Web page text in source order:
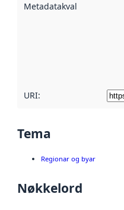
Metadatakvalitet
URI:
Tema
Regionar og byar
Nøkkelord